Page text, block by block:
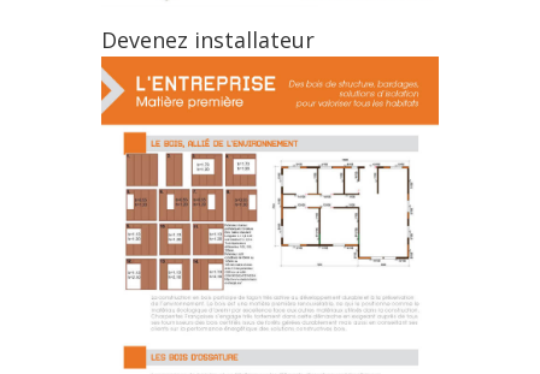
Devenez installateur